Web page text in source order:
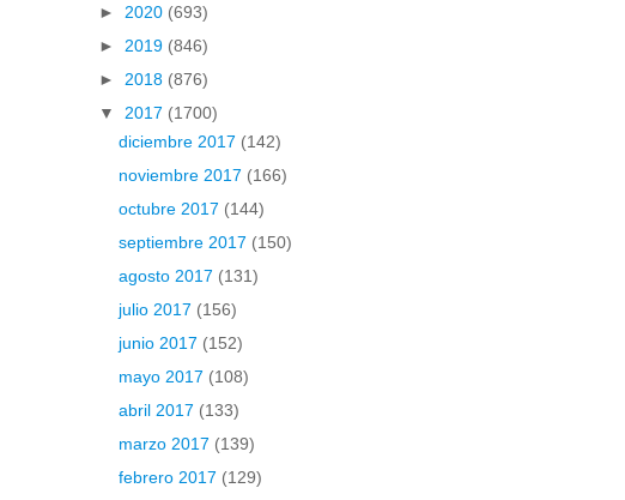
► 2020 (693)
► 2019 (846)
► 2018 (876)
▼ 2017 (1700)
diciembre 2017 (142)
noviembre 2017 (166)
octubre 2017 (144)
septiembre 2017 (150)
agosto 2017 (131)
julio 2017 (156)
junio 2017 (152)
mayo 2017 (108)
abril 2017 (133)
marzo 2017 (139)
febrero 2017 (129)